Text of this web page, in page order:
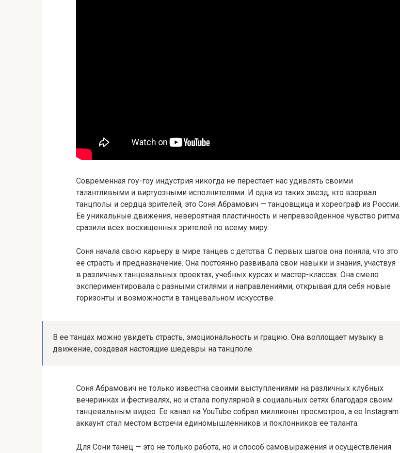
Современная гоу-гоу индустрия никогда не перестает нас удивлять своими
талантливыми и виртуозными исполнителями. И одна из таких звезд, кто взорвал
танцполы и сердца зрителей, это Соня Абрамович — танцовщица и хореограф из России.
Ее уникальные движения, невероятная пластичность и непревзойденное чувство ритма
сразили всех восхищенных зрителей по всему миру.
Соня начала свою карьеру в мире танцев с детства. С первых шагов она поняла, что это
ее страсть и предназначение. Она постоянно развивала свои навыки и знания, участвуя
в различных танцевальных проектах, учебных курсах и мастер-классах. Она смело
экспериментировала с разными стилями и направлениями, открывая для себя новые
горизонты и возможности в танцевальном искусстве.
В ее танцах можно увидеть страсть, эмоциональность и грацию. Она воплощает музыку в
движение, создавая настоящие шедевры на танцполе.
Соня Абрамович не только известна своими выступлениями на различных клубных
вечеринках и фестивалях, но и стала популярной в социальных сетях благодаря своим
танцевальным видео. Ее канал на YouTube собрал миллионы просмотров, а ее Instagram
аккаунт стал местом встречи единомышленников и поклонников ее таланта.
Для Сони танец — это не только работа, но и способ самовыражения и осуществления